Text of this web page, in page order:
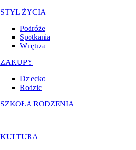
STYL ŻYCIA
Podróże
Spotkania
Wnętrza
ZAKUPY
Dziecko
Rodzic
SZKOŁA RODZENIA
KULTURA